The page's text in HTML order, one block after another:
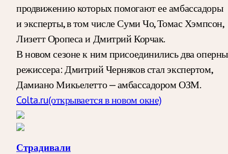
продвижению которых помогают ее амбассадоры
и эксперты, в том числе Суми Чо, Томас Хэмпсон,
Лизетт Оропеса и Дмитрий Корчак.
В новом сезоне к ним присоединились два
режиссера: Дмитрий Черняков стал экспертом,
Дамиано Микьелетто — амбассадором ОЗМ.
Colta.ru(открывается в новом окне)
Страдивали